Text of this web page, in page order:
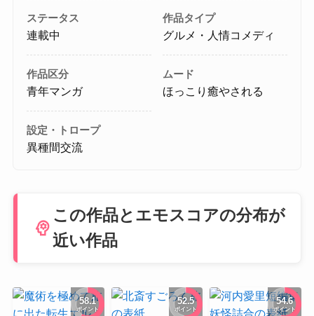
ステータス
連載中
作品タイプ
グルメ・人情コメディ
作品区分
青年マンガ
ムード
ほっこり癒やされる
設定・トロープ
異種間交流
psychology
この作品とエモスコアの分布が
近い作品
58.1
ポイント
52.5
ポイント
54.6
ポイント